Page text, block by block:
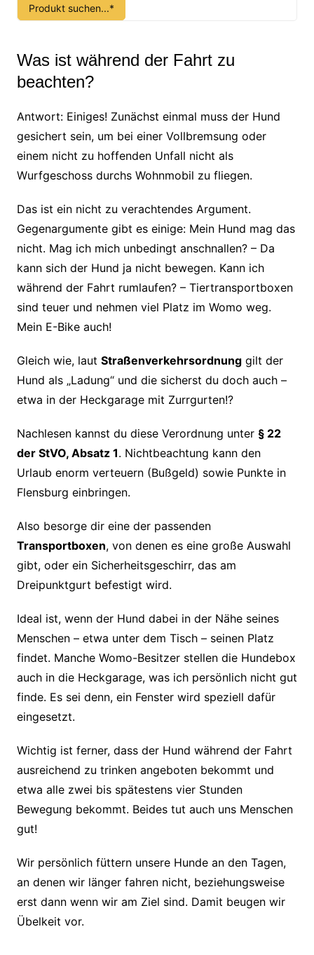
Produkt suchen...*
Was ist während der Fahrt zu
beachten?
Antwort: Einiges! Zunächst einmal muss der Hund
gesichert sein, um bei einer Vollbremsung oder
einem nicht zu hoffenden Unfall nicht als
Wurfgeschoss durchs Wohnmobil zu fliegen.
Das ist ein nicht zu verachtendes Argument.
Gegenargumente gibt es einige: Mein Hund mag das
nicht. Mag ich mich unbedingt anschnallen? – Da
kann sich der Hund ja nicht bewegen. Kann ich
während der Fahrt rumlaufen? – Tiertransportboxen
sind teuer und nehmen viel Platz im Womo weg.
Mein E-Bike auch!
Gleich wie, laut Straßenverkehrsordnunggilt der
Hund als „Ladung“ und die sicherst du doch auch –
etwa in der Heckgarage mit Zurrgurten!?
Nachlesen kannst du diese Verordnung unter § 22
der StVO, Absatz 1. Nichtbeachtung kann den
Urlaub enorm verteuern (Bußgeld) sowie Punkte in
Flensburg einbringen.
Also besorge dir eine der passenden
Transportboxen, von denen es eine große Auswahl
gibt, oder ein Sicherheitsgeschirr, das am
Dreipunktgurt befestigt wird.
Ideal ist, wenn der Hund dabei in der Nähe seines
Menschen – etwa unter dem Tisch – seinen Platz
findet. Manche Womo-Besitzer stellen die Hundebox
auch in die Heckgarage, was ich persönlich nicht gut
finde. Es sei denn, ein Fenster wird speziell dafür
eingesetzt.
Wichtig ist ferner, dass der Hund während der Fahrt
ausreichend zu trinken angeboten bekommt und
etwa alle zwei bis spätestens vier Stunden
Bewegung bekommt. Beides tut auch uns Menschen
gut!
Wir persönlich füttern unsere Hunde an den Tagen,
an denen wir länger fahren nicht, beziehungsweise
erst dann wenn wir am Ziel sind. Damit beugen wir
Übelkeit vor.